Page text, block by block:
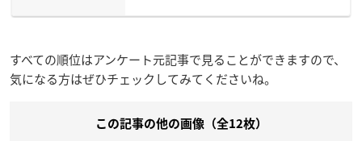
すべての順位はアンケート元記事で見ることができますので、
気になる方はぜひチェックしてみてくださいね。
この記事の他の画像（全12枚）